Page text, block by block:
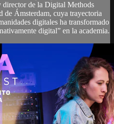
de la Digital Methods
de Ámsterdam, cuya trayectoria
digitales ha transformado
digital” en la academia.